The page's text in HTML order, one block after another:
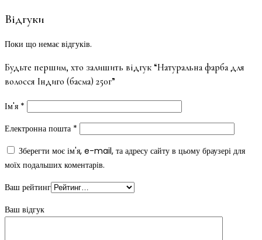
Відгуки
Поки що немає відгуків.
Будьте першим, хто залишить відгук “Натуральна фарба для
волосся Індиго (басма) 250г”
Ім'я *
Електронна пошта *
Зберегти моє ім'я, e-mail, та адресу сайту в цьому браузері для
моїх подальших коментарів.
Ваш рейтинг
Ваш відгук